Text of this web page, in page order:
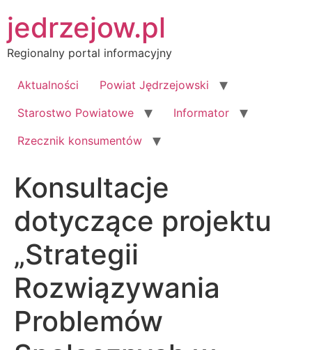
do
treści
jedrzejow.pl
Regionalny portal informacyjny
Aktualności
Powiat Jędrzejowski
Starostwo Powiatowe
Informator
Rzecznik konsumentów
Konsultacje
dotyczące projektu
„Strategii
Rozwiązywania
Problemów